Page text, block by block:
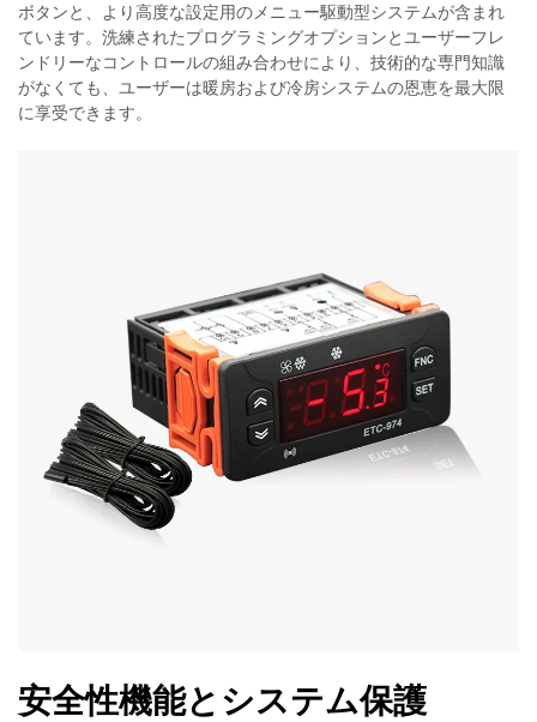
ボタンと、より高度な設定用のメニュー駆動型システムが含まれ
ています。洗練されたプログラミングオプションとユーザーフレ
ンドリーなコントロールの組み合わせにより、技術的な専門知識
がなくても、ユーザーは暖房および冷房システムの恩恵を最大限
に享受できます。
安全性機能とシステム保護